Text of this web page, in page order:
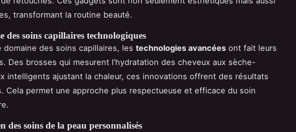
transformant la routine beauté.
des soins capillaires technologiques
domaine des soins capillaires, les technologies avancées ont fait leurs
Des brosses qui mesurent l’hydratation des cheveux aux sèche-
intelligents ajustant la chaleur, ces innovations offrent des résultats
Cela permet une approche plus respectueuse et efficace du soin
des soins de la peau personnalisés